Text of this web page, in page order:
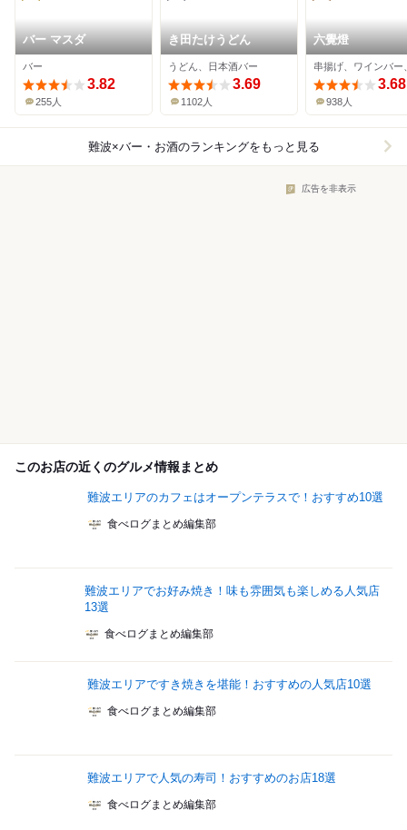
バー マスダ
バー
3.82
255人
き田たけうどん
うどん、日本酒バー
3.69
1102人
六覺燈
3.68
938人
難波×バー・お酒のランキングをもっと見る
広告を非表示
このお店の近くのグルメ情報まとめ
難波エリアのカフェはオープンテラスで！おすすめ10選
食べログまとめ編集部
難波エリアでお好み焼き！味も雰囲気も楽しめる人気店
13選
食べログまとめ編集部
難波エリアですき焼きを堪能！おすすめの人気店10選
食べログまとめ編集部
難波エリアで人気の寿司！おすすめのお店18選
食べログまとめ編集部